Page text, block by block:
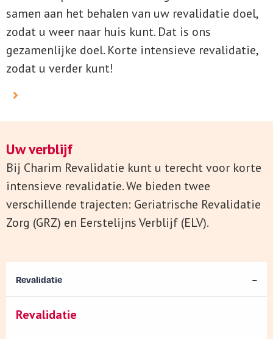
samen aan het behalen van uw revalidatie doel,
zodat u weer naar huis kunt. Dat is ons
gezamenlijke doel. Korte intensieve revalidatie,
zodat u verder kunt!
Uw verblijf
Bij Charim Revalidatie kunt u terecht voor korte
intensieve revalidatie. We bieden twee
verschillende trajecten: Geriatrische Revalidatie
Zorg (GRZ) en Eerstelijns Verblijf (ELV).
Revalidatie
Revalidatie